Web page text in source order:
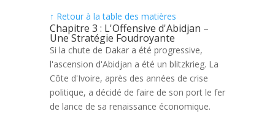
↑ Retour à la table des matières
Chapitre 3 : L'Offensive d'Abidjan –
Une Stratégie Foudroyante
Si la chute de Dakar a été progressive,
l'ascension d'Abidjan a été un blitzkrieg. La
Côte d'Ivoire, après des années de crise
politique, a décidé de faire de son port le fer
de lance de sa renaissance économique.